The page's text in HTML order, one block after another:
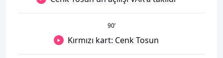
90’
Kırmızı kart: Cenk Tosun